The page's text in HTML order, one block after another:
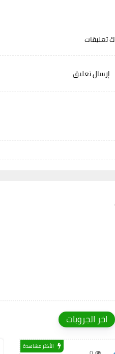
تعليقات
إرسال تعليق
اخر الجروبات
الأكثر مشاهدة